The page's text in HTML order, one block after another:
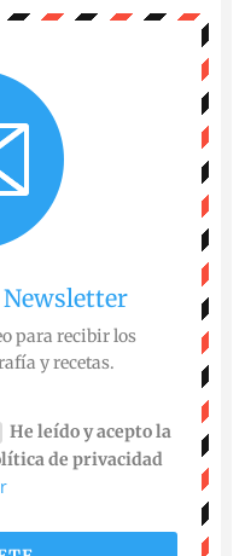
Newsletter
para recibir los
y recetas.
He leído y acepto la
de privacidad